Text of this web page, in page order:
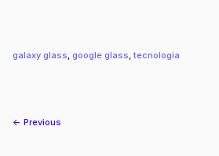
galaxy glass, google glass, tecnologia
← Previous